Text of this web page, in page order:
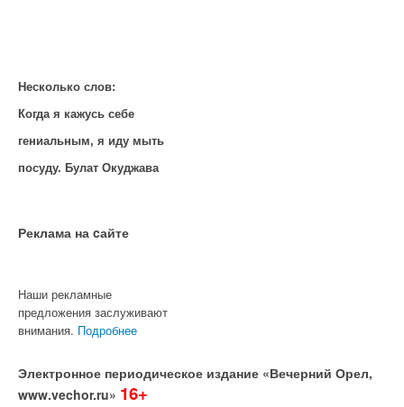
Несколько слов:
Когда я кажусь себе
гениальным, я иду мыть
посуду. Булат Окуджава
Реклама на cайте
Наши рекламные
предложения заслуживают
внимания. Подробнее
Электронное периодическое издание «Вечерний Орел,
www.vechor.ru» 16+